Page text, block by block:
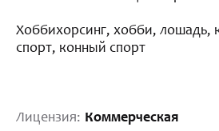
Хоббихорсинг, хобби, лошадь,
спорт, конный спорт
Лицензия: Коммерческая